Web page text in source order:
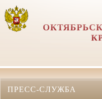
ПРЕСС-СЛУЖБА